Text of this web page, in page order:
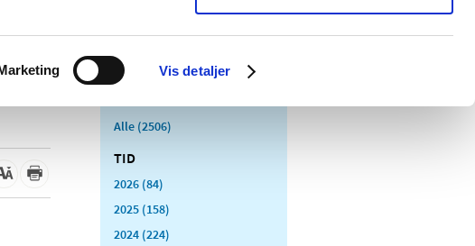
Vis detaljer
Alle (2506)
TID
2026 (84)
2025 (158)
2024 (224)